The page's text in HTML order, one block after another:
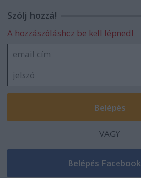
Szólj hozzá!
A hozzászóláshoz be kell lépned!
VAGY